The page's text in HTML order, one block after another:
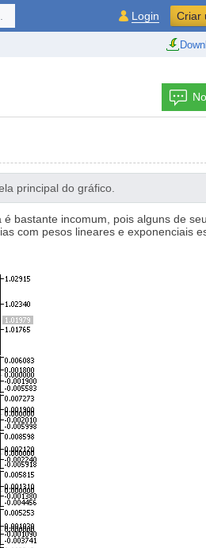
Login Criar
principal do gráfico.
bastante incomum, pois alguns de
com pesos lineares e exponenciais